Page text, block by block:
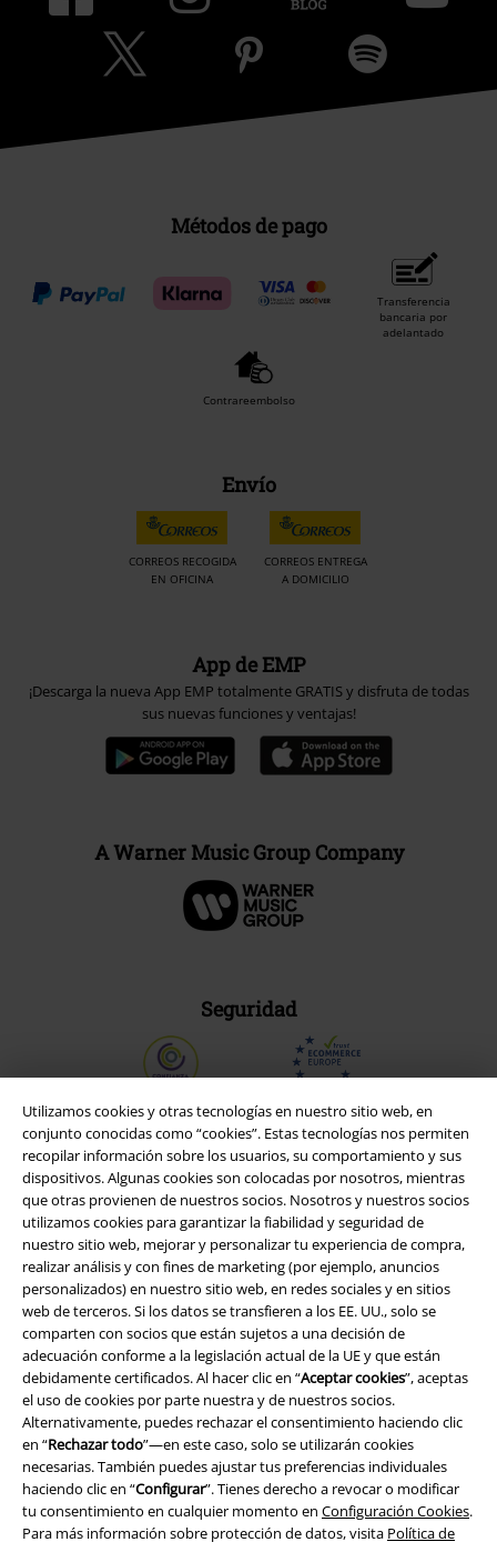
Utilizamos cookies y otras tecnologías en nuestro sitio web, en
conjunto conocidas como “cookies”. Estas tecnologías nos permiten
recopilar información sobre los usuarios, su comportamiento y sus
dispositivos. Algunas cookies son colocadas por nosotros, mientras
que otras provienen de nuestros socios. Nosotros y nuestros socios
utilizamos cookies para garantizar la fiabilidad y seguridad de
nuestro sitio web, mejorar y personalizar tu experiencia de compra,
realizar análisis y con fines de marketing (por ejemplo, anuncios
personalizados) en nuestro sitio web, en redes sociales y en sitios
web de terceros. Si los datos se transfieren a los EE. UU., solo se
comparten con socios que están sujetos a una decisión de
adecuación conforme a la legislación actual de la UE y que están
debidamente certificados. Al hacer clic en “Aceptar cookies”, aceptas
el uso de cookies por parte nuestra y de nuestros socios.
Alternativamente, puedes rechazar el consentimiento haciendo clic
en “Rechazar todo”—en este caso, solo se utilizarán cookies
necesarias. También puedes ajustar tus preferencias individuales
haciendo clic en “Configurar”. Tienes derecho a revocar o modificar
tu consentimiento en cualquier momento en Configuración Cookies.
Para más información sobre protección de datos, visita Política de
Métodos de pago
Transferencia
bancaria por
adelantado
Contrareembolso
Envío
CORREOS RECOGIDA
EN OFICINA
CORREOS ENTREGA
A DOMICILIO
App de EMP
¡Descarga la nueva App EMP totalmente GRATIS y disfruta de todas
sus nuevas funciones y ventajas!
A Warner Music Group Company
Seguridad
Legal
Términos y Condiciones
Aviso Legal
Ley protección de datos
Eliminación de residuos y protección del medioambiente